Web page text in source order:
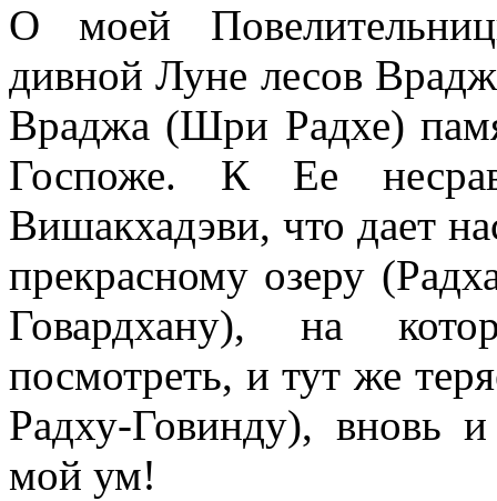
О моей
дивной Луне лесов
Враджа (Шри Радхе)
Госпоже. К Ее
Вишакхадэви, что дает
прекрасному озеру
Говардхану), на
посмотреть, и тут же
Радху-Говинду), вновь
мой ум!